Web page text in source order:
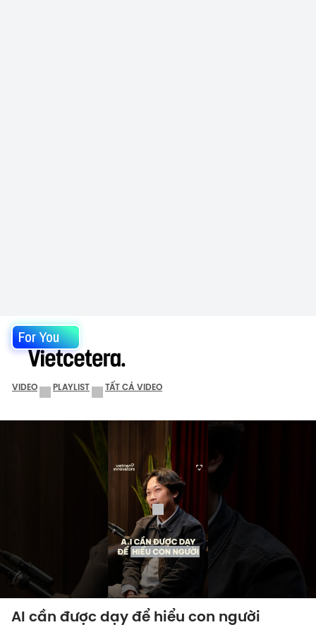
For You
VIDEO PLAYLIST TẤT CẢ VIDEO
AI cần được dạy để hiểu con người